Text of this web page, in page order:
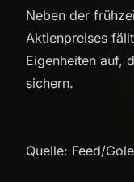
Neben der
Aktienpreises
Eigenheiten auf,
sichern.
Quelle: Feed/